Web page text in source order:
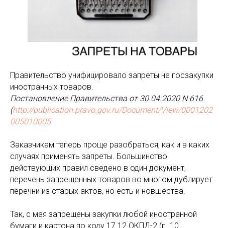
Правительство унифицировало запреты на госзакупки
иностранных товаров.
Постановление Правительства от 30.04.2020 N 616
(http://publication.pravo.gov.ru/Document/View/0001202
005010005
Заказчикам теперь проще разобраться, как и в каких
случаях применять запреты. Большинство
действующих правил сведено в один документ,
перечень запрещенных товаров во многом дублирует
перечни из старых актов, но есть и новшества.
Так, с мая запрещены закупки любой иностранной
бумаги и картона по коду 17.12 ОКПД-2 (п. 10